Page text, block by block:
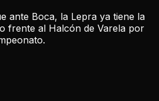
ante Boca, la Lepra ya tiene la
frente al Halcón de Varela por